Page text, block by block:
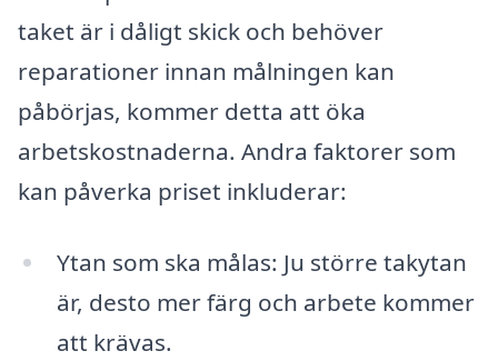
taket är i dåligt skick och behöver
reparationer innan målningen kan
påbörjas, kommer detta att öka
arbetskostnaderna. Andra faktorer som
kan påverka priset inkluderar:
Ytan som ska målas: Ju större takytan
är, desto mer färg och arbete kommer
att krävas.